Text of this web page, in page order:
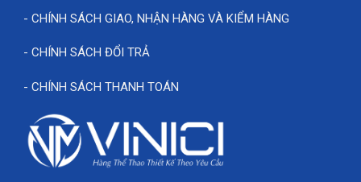
hiệu suất vượt trội.
- CHÍNH SÁCH GIAO, NHẬN HÀNG VÀ KIỂM HÀNG
- CHÍNH SÁCH ĐỔI TRẢ
- CHÍNH SÁCH THANH TOÁN